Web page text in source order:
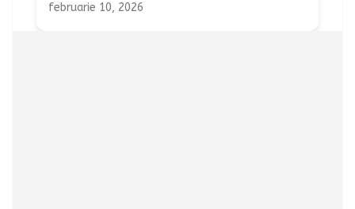
februarie 10, 2026